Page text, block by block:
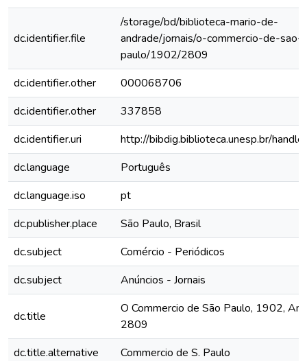
dc.identifier.file
/storage/bd/biblioteca-mario-de-
andrade/jornais/o-commercio-de-sao-
paulo/1902/2809
dc.identifier.other
000068706
dc.identifier.other
337858
dc.identifier.uri
http://bibdig.biblioteca.unesp.br/
dc.language
Português
dc.language.iso
pt
dc.publisher.place
São Paulo, Brasil
dc.subject
Comércio - Periódicos
dc.subject
Anúncios - Jornais
dc.title
O Commercio de São Paulo, 1902,
2809
dc.title.alternative
Commercio de S. Paulo